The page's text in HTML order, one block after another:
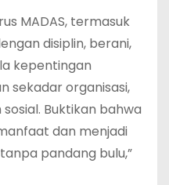
MADAS, termasuk
disiplin, berani,
kepentingan
sekadar organisasi,
Buktikan bahwa
dan menjadi
pandang bulu,”